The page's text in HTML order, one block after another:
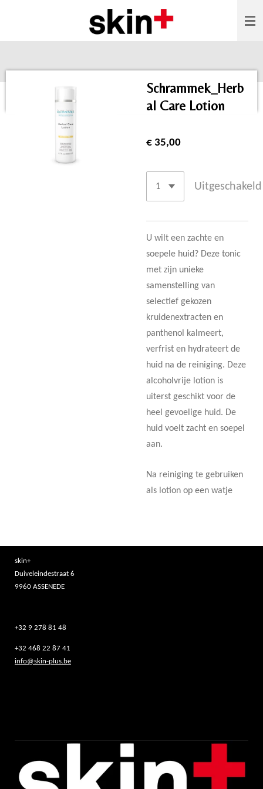
naar
Schrammek_Herb
al Care Lotion
€ 35,00
Uitgeschakeld
U wilt een zachte en
soepele huid? Deze tonic
met zijn unieke
samenstelling van
selectief gekozen
kruidenextracten en
panthenol kalmeert,
verfrist en hydrateert de
huid na de reiniging. Deze
alcoholvrije lotion is
uiterst geschikt voor de
heel gevoelige huid. De
huid voelt zacht en soepel
aan.
Na reiniging te gebruiken
als lotion op een watje
skin+
Duiveleindestraat 6
9960 ASSENEDE
+32 9 278 81 48
+32 468 22 87 41
info@skin-plus.be